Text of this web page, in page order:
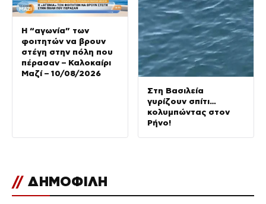
Η “αγωνία” των
φοιτητών να βρουν
στέγη στην πόλη που
πέρασαν – Καλοκαίρι
Μαζί – 10/08/2026
Στη Βασιλεία
γυρίζουν σπίτι…
κολυμπώντας στον
Ρήνο!
// ΔΗΜΟΦΙΛΗ